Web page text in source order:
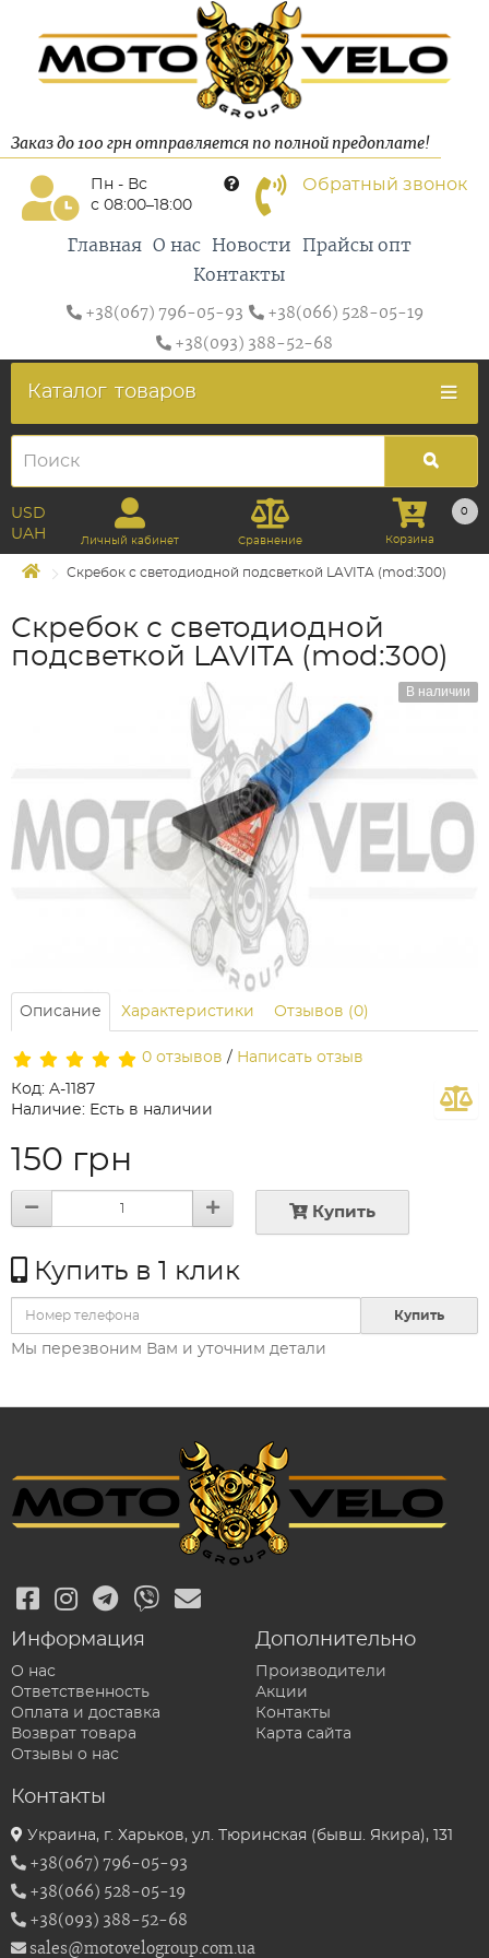
Заказ до 100 грн отправляется по полной предоплате!
Пн - Вс
с 08:00–18:00
Обратный звонок
Главная О нас Новости
Прайсы опт
Контакты
+38(067) 796-05-93
+38(066) 528-05-19
+38(093) 388-52-68
Каталог товаров
USD
UAH
Личный кабинет Сравнение
0
Корзина
Скребок с светодиодной подсветкой LAVITA (mod:300)
Скребок с светодиодной
подсветкой LAVITA (mod:300)
В наличии
Описание Характеристики Отзывов (0)
0 отзывов / Написать отзыв
Код: A-1187
Наличие: Есть в наличии
150 грн
Купить
Купить в 1 клик
Купить
Мы перезвоним Вам и уточним детали
Информация
О нас
Ответственность
Оплата и доставка
Возврат товара
Отзывы о нас
Дополнительно
Производители
Акции
Контакты
Карта сайта
Контакты
Украина, г. Харьков, ул. Тюринская (бывш. Якира), 131
+38(067) 796-05-93
+38(066) 528-05-19
+38(093) 388-52-68
sales@motovelogroup.com.ua